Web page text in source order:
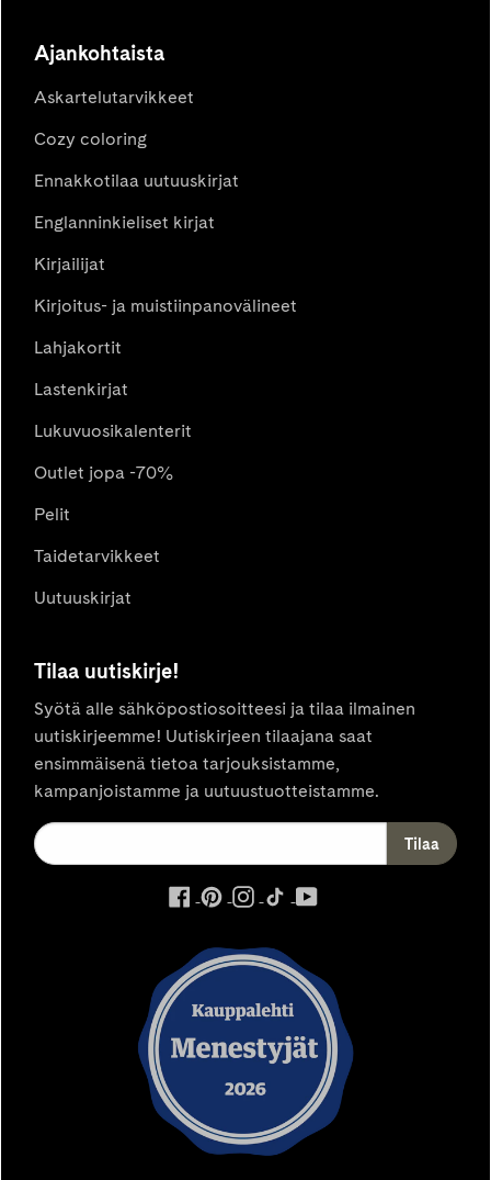
Ajankohtaista
Askartelutarvikkeet
Cozy coloring
Ennakkotilaa uutuuskirjat
Englanninkieliset kirjat
Kirjailijat
Kirjoitus- ja muistiinpanovälineet
Lahjakortit
Lastenkirjat
Lukuvuosikalenterit
Outlet jopa -70%
Pelit
Taidetarvikkeet
Uutuuskirjat
Tilaa uutiskirje!
Syötä alle sähköpostiosoitteesi ja tilaa ilmainen
uutiskirjeemme! Uutiskirjeen tilaajana saat
ensimmäisenä tietoa tarjouksistamme,
kampanjoistamme ja uutuustuotteistamme.
ulkoinen
avautuu
uuteen
välilehteen
ulkoinen
avautuu
uuteen
välilehteen
ulkoinen
avautuu
uuteen
välilehteen
ulkoinen
uuteen
välilehteen
välilehteen